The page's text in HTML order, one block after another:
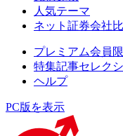
人気テーマ
ネット証券会社
プレミアム会員
特集記事セレク
ヘルプ
PC版を表示